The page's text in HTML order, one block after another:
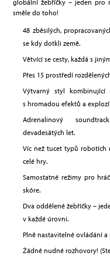
globální žebříčky – jeden pro
směle do toho!
48 zběsilých,
se kdy dotkli země.
Větvící se cesty, každá s
Přes 15 prostředí
Výtvarný styl
s hromadou efektů a explozí!
Adrenalinový
devadesátých let.
Víc než tucet typů robotích
celé hry.
Samostatné režimy pro
skóre.
Dva oddělené žebříčky –
v každé úrovni.
Plně nastavitelné ovládání
Žádné nudné rozhovory!